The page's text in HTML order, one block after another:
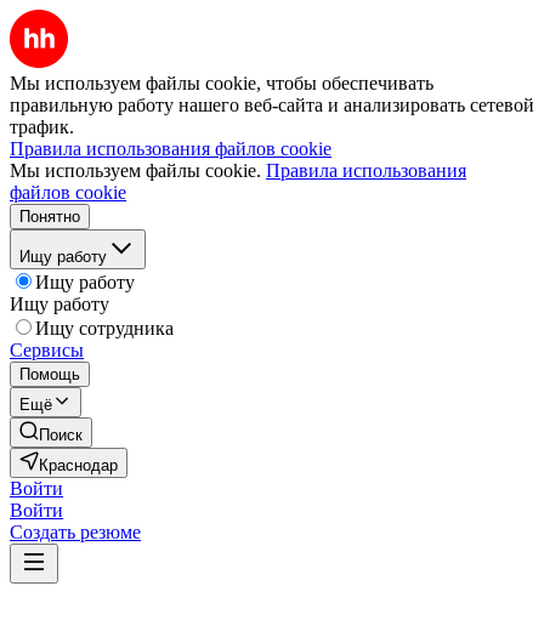
Мы используем файлы cookie, чтобы обеспечивать
правильную работу нашего веб-сайта и анализировать сетевой
трафик.
Правила использования файлов cookie
Мы используем файлы cookie. Правила использования
файлов cookie
Понятно
Ищу работу
Ищу работу
Ищу работу
Ищу сотрудника
Сервисы
Помощь
Ещё
Поиск
Краснодар
Войти
Войти
Создать резюме